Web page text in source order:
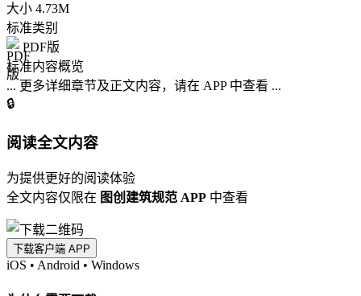
大小 4.73M
标准类别
PDF版
标准内容概览
... 更多详细章节及正文内容，请在 APP 中查看 ...
🔒
阅读全文内容
为提供更好的阅读体验
全文内容仅限在 图创建筑规范 APP 中查看
下载客户端 APP
iOS • Android • Windows